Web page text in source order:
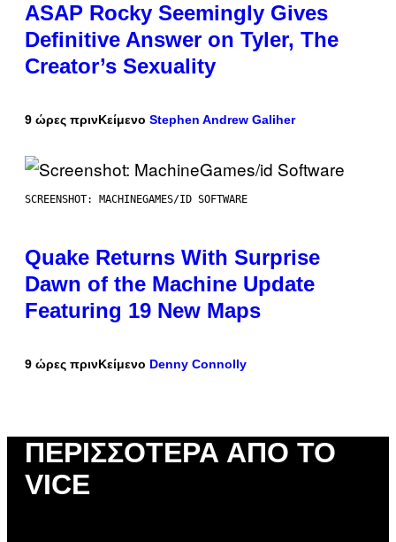
ASAP Rocky Seemingly Gives
Definitive Answer on Tyler, The
Creator’s Sexuality
9 ώρες πρινΚείμενο Stephen Andrew Galiher
SCREENSHOT: MACHINEGAMES/ID SOFTWARE
Quake Returns With Surprise
Dawn of the Machine Update
Featuring 19 New Maps
9 ώρες πρινΚείμενο Denny Connolly
ΠΕΡΙΣΣΌΤΕΡΑ ΑΠΌ ΤΟ
VICE